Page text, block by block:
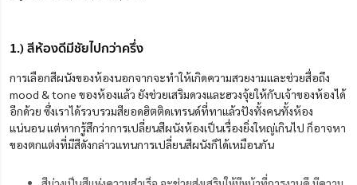
1.) สีห้องดีมีชัยไปกว่าครึ่ง
การเลือกสีผนังของห้องนอกจากจะทำให้เกิดความสวยงามและช่วยสื่อถึง
mood & tone ของห้องแล้ว ยังช่วยเสริมดวงและฮวงจุ้ยให้กับเจ้าของห้องได้
อีกด้วย ซึ่งเราได้รวบรวมสียอดฮิตติดเทรนด์ที่ทาแล้วปังทั้งคนทั้งห้อง
แน่นอน แต่หากรู้สึกว่าการเปลี่ยนสีผนังห้องเป็นเรื่องยิ่งใหญ่เกินไป ก็อาจหา
ของตกแต่งที่มีสีดังกล่าวแทนการเปลี่ยนสีผนังก็ได้เหมือนกัน